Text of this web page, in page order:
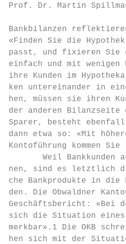
Prof. Dr. Martin
Bankbilanzen
«Finden Sie die
passt, und fixieren
einfach und mit
ihre Kunden im
ken untereinander in
hen, müssen sie ihren
der anderen
Sparer, besteht
dann etwa so: «Mit
Kontoführung
Weil Bankkunden
nen, sind es letztlich
che Bankprodukte in
den. Die Obwaldner
Geschäftsbericht: «Bei
sich die Situation
merkbar».1 Die OKB
hen sich mit der